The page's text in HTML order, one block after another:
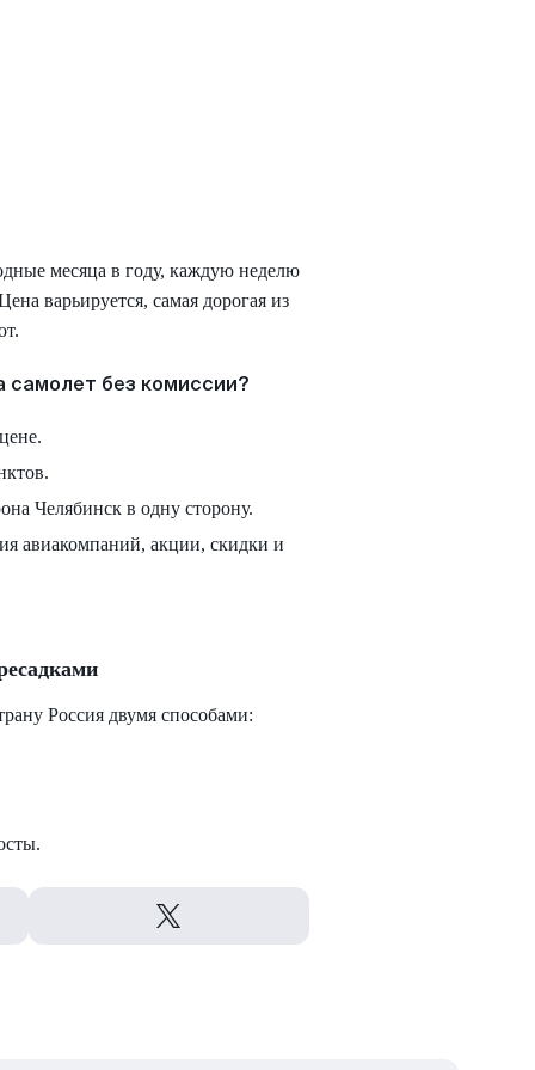
месяца в году, каждую неделю
варьируется, самая дорогая из
самолет без комиссии?
Челябинск в одну сторону.
авиакомпаний, акции, скидки и
Россия двумя способами: